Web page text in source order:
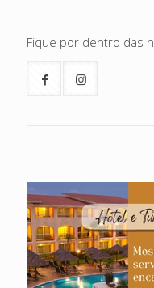
Fique por dentro das